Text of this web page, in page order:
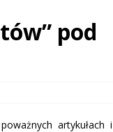
pod
artykułach i